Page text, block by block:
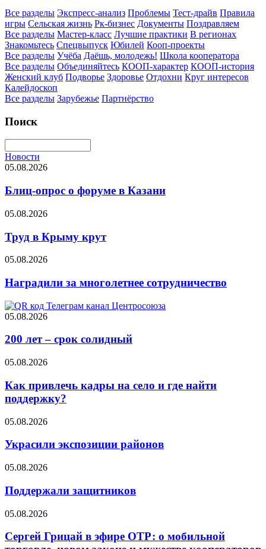
Все разделы Экспресс-анализ Проблемы Тест-драйв Правила
игры Сельская жизнь Рк-бизнес Документы Поздравляем
Все разделы Мастер-класс Лучшие практики В регионах
Знакомьтесь Спецвыпуск Юбилей Кооп-проекты
Все разделы Учёба Даёшь, молодежь! Школа кооператора
Все разделы Объединяйтесь КООП-характер КООП-история
Женский клуб Подворье Здоровье Отдохни Круг интересов
Калейдоскоп
Все разделы Зарубежье Партнёрство
Поиск
Новости
05.08.2026
Блиц-опрос о форуме в Казани
05.08.2026
Труд в Крыму крут
05.08.2026
Наградили за многолетнее сотрудничество
05.08.2026
200 лет – срок солидный
05.08.2026
Как привлечь кадры на село и где найти
поддержку?
05.08.2026
Украсили экспозиции районов
05.08.2026
Поддержали защитников
05.08.2026
Сергей Грицай в эфире ОТР: о мобильной